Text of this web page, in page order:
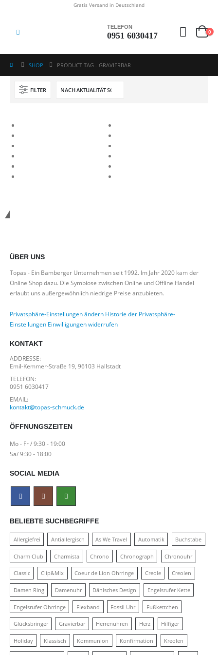
Gratis Versand in Deutschland
TELEFON
0951 6030417 0
SHOP PRODUCT TAG -GRAVIERBAR
FILTER
ÜBER UNS
Topas - Ein Bamberger Unternehmen seit 1992. Im Jahr 2020 kam der
Online Shop dazu. Die Symbiose zwischen Online und Offline Handel
erlaubt uns außergewöhnlich niedrige Preise anzubieten.
Privatsphäre-Einstellungen ändern Historie der Privatsphäre-
Einstellungen Einwilligungen widerrufen
KONTAKT
ADDRESSE:
Emil-Kemmer-Straße 19, 96103 Hallstadt
TELEFON:
0951 6030417
EMAIL:
kontakt@topas-schmuck.de
ÖFFNUNGSZEITEN
Mo - Fr / 9:30 - 19:00
Sa/ 9:30 - 18:00
SOCIAL MEDIA
BELIEBTE SUCHBEGRIFFE
Allergiefrei Antiallergisch As We Travel Automatik Buchstabe
Charm Club Charmista Chrono Chronograph Chronouhr
Classic Clip&Mix Coeur de Lion Ohrringe Creole Creolen
Damen Ring Damenuhr Dänisches Design Engelsrufer Kette
Engelsrufer Ohrringe Flexband Fossil Uhr Fußkettchen
Glücksbringer Gravierbar Herrenuhren Herz Hilfiger
Holiday Klassisch Kommunion Konfirmation Kreolen